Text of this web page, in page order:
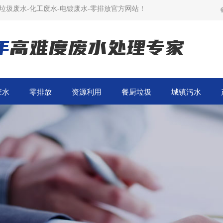
废水-化工废水-电镀废水-零排放官方网站！
高难度废水处理专家
零排放 资源利用 餐厨垃圾 城镇污水